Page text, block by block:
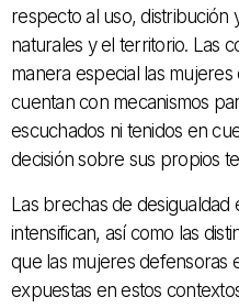
respecto al uso, distribución
naturales y el territorio. Las
manera especial las
cuentan con mecanismos
escuchados ni tenidos en
decisión sobre sus propios
Las brechas de desigualdad
intensifican, así como las
que las mujeres defensoras
expuestas en estos